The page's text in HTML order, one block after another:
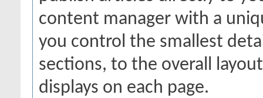
content manager with a
you control the smallest
sections, to the overall
displays on each page.